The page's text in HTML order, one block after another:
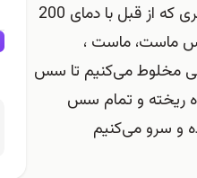
می‌کنیم تا تمام قسمت‌های سیب‌زمینی‌ها کاملا به سس آغشته شود. سینی فر را به مدت 20 دقیقه درون فری که از قبل با دمای 200
ماست، ماست ،
مخلوط می‌کنیم تا سس
ریخته و تمام سس
و سرو می‌کنیم